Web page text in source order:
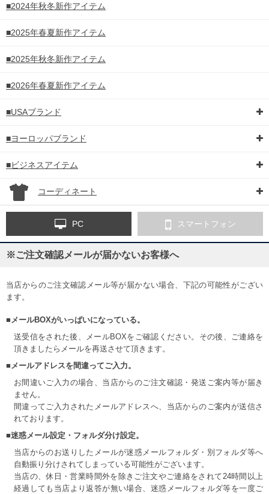
■2024年秋冬新作アイテム
■2025年春夏新作アイテム
■2025年秋冬新作アイテム
■2026年春夏新作アイテム
■USAブランド
■ヨーロッパブランド
■ビジネスアイテム
コーディネート
PC スマートフォン
※ご注文確認メールが届かないお客様へ
当店からのご注文確認メール等が届かない場合、下記の可能性がござい
ます。
■メールBOXがいっぱいになっている。
送受信をされた後、メールBOXをご確認ください。その後、ご連絡を
頂きましたらメールを再送させて頂きます。
■メールアドレスを間違ってご入力。
お間違いご入力の場合、当店からのご注文確認・発送ご案内等が届き
ません。
間違ってご入力されたメールアドレスへ、当店からのご案内が送信さ
れております。
■迷惑メール設定・フォルダ分け設定。
当店からのお送りしたメールが迷惑メールフォルダ・別フォルダ等へ
自動振り分けされてしまっている可能性がございます。
当店の、休日・営業時間外を除きご注文やご連絡をされて24時間以上
経過しても当店より返答が無い場合、迷惑メールフォルダ等を一度ご